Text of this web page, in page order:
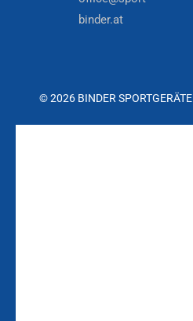
binder.at
© 2026 BINDER SPORTGERÄTE